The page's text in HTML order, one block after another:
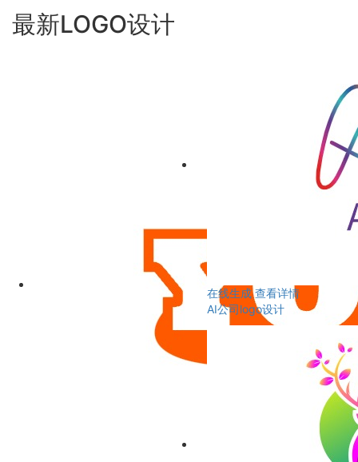
最新LOGO设计
在线生成 查看详情
AI公司logo设计